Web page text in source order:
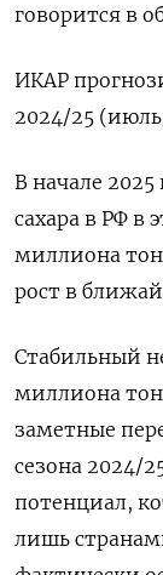
говорится в
ИКАР
2024/25
В начале
сахара в РФ в
миллиона
рост в
Стабильный
миллиона
заметные
сезона 2024/
потенциал,
лишь